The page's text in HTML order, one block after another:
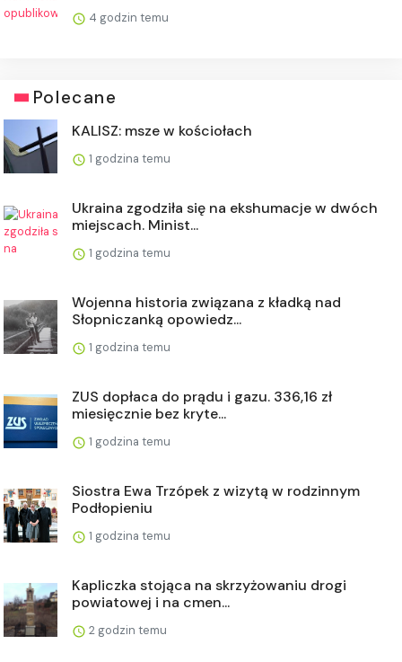
4 godzin temu
Polecane
KALISZ: msze w kościołach
1 godzina temu
Ukraina zgodziła się na ekshumacje w dwóch
miejscach. Minist...
1 godzina temu
Wojenna historia związana z kładką nad
Słopniczanką opowiedz...
1 godzina temu
ZUS dopłaca do prądu i gazu. 336,16 zł
miesięcznie bez kryte...
1 godzina temu
Siostra Ewa Trzópek z wizytą w rodzinnym
Podłopieniu
1 godzina temu
Kapliczka stojąca na skrzyżowaniu drogi
powiatowej i na cmen...
2 godzin temu